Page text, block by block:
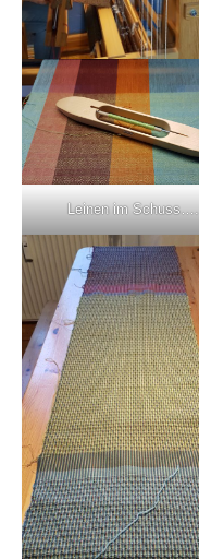
Leinen im Schuss….